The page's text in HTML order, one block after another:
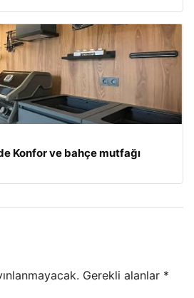
Konfor ve bahçe mutfağı
Gerekli alanlar *